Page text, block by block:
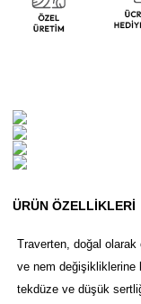
ÜRÜN ÖZELLIKLERI
Traverten, doğal
ve nem değişikliklerine
tekdüze ve düşük